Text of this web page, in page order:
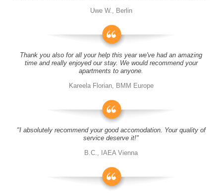
Uwe W., Berlin
Thank you also for all your help this year we've had an amazing
time and really enjoyed our stay. We would recommend your
apartments to anyone.
Kareela Florian, BMM Europe
"I absolutely recommend your good accomodation. Your quality of
service deserve it!"
B.C., IAEA Vienna